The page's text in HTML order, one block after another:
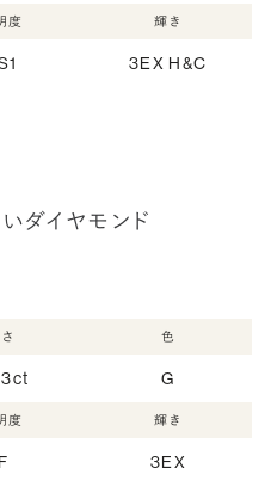
度 輝き
3EX H&C
ダイヤモンド
色
G
度 輝き
3EX